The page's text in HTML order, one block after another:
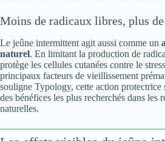
Moins de radicaux libres, plus de
Le jeûne intermittent agit aussi comme un
naturel. En limitant la production de
protège les cellules cutanées contre le
principaux facteurs de vieillissement
souligne Typology, cette action protectrice
des bénéfices les plus recherchés dans les
naturelles.